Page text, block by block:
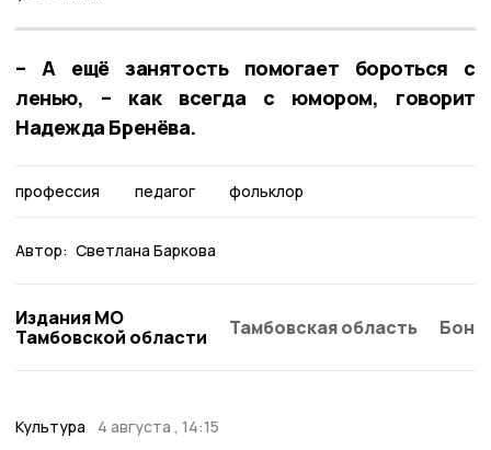
– А ещё занятость помогает бороться с
ленью, – как всегда с юмором, говорит
Надежда Бренёва.
профессия педагог фольклор
Автор: Светлана Баркова
Издания МО
Тамбовской области
Тамбовская область
Культура 4 августа , 14:15